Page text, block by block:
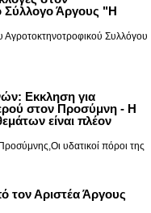
Σύλλογο Άργους "Η
Συλλόγου
Εκκληση για
στον Προσύμνη - Η
είναι πλέον
υδατικοί πόροι της
τον Αριστέα Άργους